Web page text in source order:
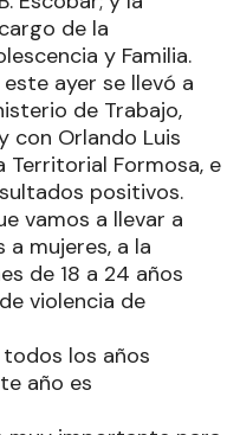
de la
y Familia.
ayer se llevó a
de Trabajo,
con Orlando Luis
Territorial Formosa, e
positivos.
vamos a llevar a
mujeres, a la
de 18 a 24 años
violencia de
los años
año es